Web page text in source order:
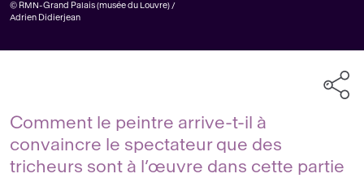
© RMN-Grand Palais (musée du Louvre) /
Adrien Didierjean
Comment le peintre arrive-t-il à
convaincre le spectateur que des
tricheurs sont à l’œuvre dans cette partie